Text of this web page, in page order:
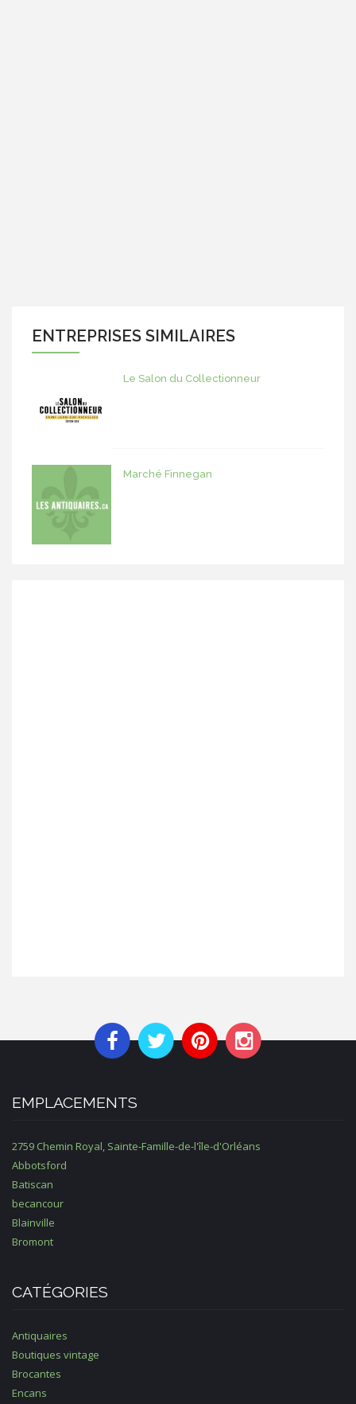
ENTREPRISES SIMILAIRES
Le Salon du Collectionneur
Marché Finnegan
EMPLACEMENTS
2759 Chemin Royal, Sainte-Famille-de-l'île-d'Orléans
Abbotsford
Batiscan
becancour
Blainville
Bromont
CATÉGORIES
Antiquaires
Boutiques vintage
Brocantes
Encans